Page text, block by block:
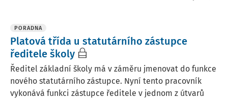
PORADNA
Platová třída u statutárního zástupce
ředitele školy
Ředitel základní školy má v záměru jmenovat do funkce
nového statutárního zástupce. Nyní tento pracovník
vykonává funkci zástupce ředitele v jednom z útvarů